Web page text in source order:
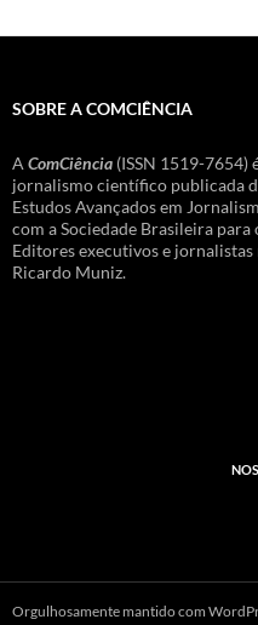
SOBRE A COMCIÊNCIA
A ComCiência (ISSN 1519-7654)
jornalismo científico publicada
Estudos Avançados em
com a Sociedade Brasileira para
Editores executivos e
Ricardo Muniz.
Orgulhosamente mantido com